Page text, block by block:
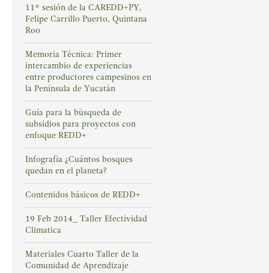
11° sesión de la CAREDD+PY,
Felipe Carrillo Puerto, Quintana
Roo
Memoria Técnica: Primer
intercambio de experiencias
entre productores campesinos en
la Península de Yucatán
Guía para la búsqueda de
subsidios para proyectos con
enfoque REDD+
Infografía ¿Cuántos bosques
quedan en el planeta?
Contenidos básicos de REDD+
19 Feb 2014_ Taller Efectividad
Climatica
Materiales Cuarto Taller de la
Comunidad de Aprendizaje